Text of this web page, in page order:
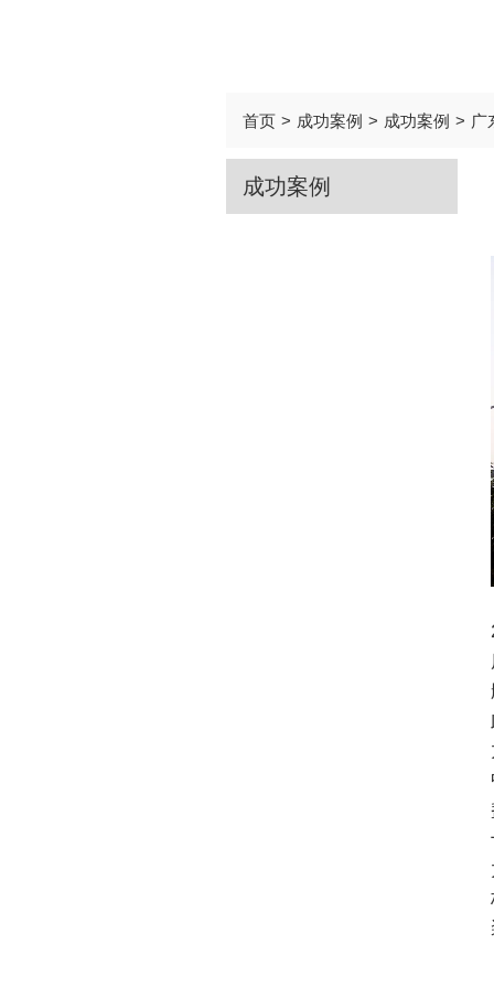
首页 > 成功案例 > 成功案例 > 广
成功案例